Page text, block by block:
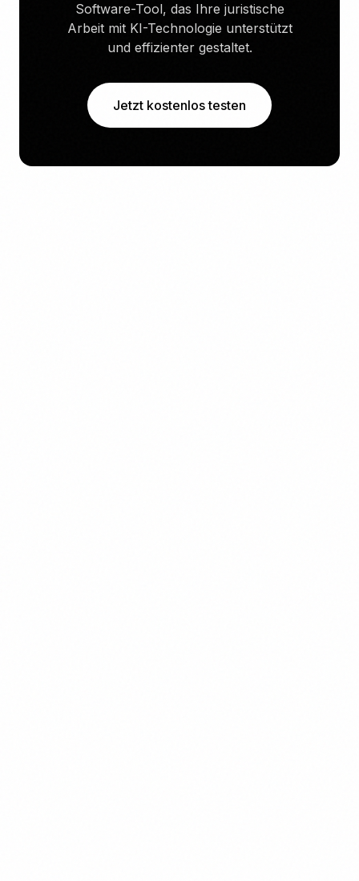
Software-Tool, das Ihre juristische
Arbeit mit KI-Technologie unterstützt
und effizienter gestaltet.
Jetzt kostenlos testen